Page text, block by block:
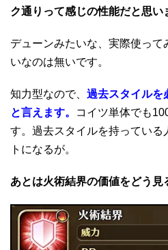
ク通りって感じの性能だと思い
デューンみたいな、実際使って
いなのは無いです。
知力型なので、 過去スタイルを
と言えます。
コイツ単体でも
す。過去スタイルを持っている
トになるが。
あとは火術結界の価値をどう見